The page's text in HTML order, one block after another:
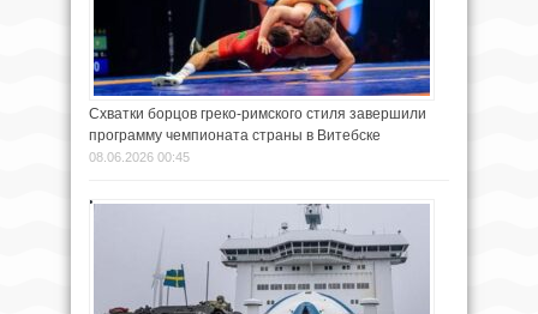
Схватки борцов греко-римского стиля завершили
программу чемпионата страны в Витебске
08.06.2026 00:45